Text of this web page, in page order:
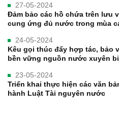
27-05-2024
Đảm bảo các hồ chứa trên lưu
cung ứng đủ nước trong mùa
24-05-2024
Kêu gọi thúc đẩy hợp tác, bảo
bền vững nguồn nước xuyên
23-05-2024
Triển khai thực hiện các văn
hành Luật Tài nguyên nước